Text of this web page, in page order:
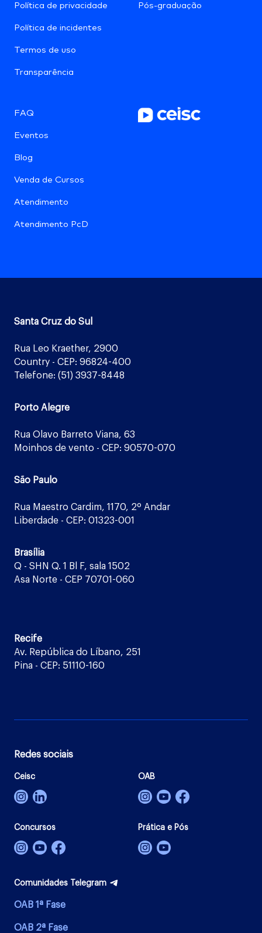
Política de privacidade
Política de incidentes
Termos de uso
Transparência
Pós-graduação
FAQ
Eventos
Blog
Venda de Cursos
Atendimento
Atendimento PcD
Santa Cruz do Sul
Rua Leo Kraether, 2900
Country - CEP: 96824-400
Telefone: (51) 3937-8448
Porto Alegre
Rua Olavo Barreto Viana, 63
Moinhos de vento - CEP: 90570-070
São Paulo
Rua Maestro Cardim, 1170, 2º Andar
Liberdade - CEP: 01323-001
Brasília
Q - SHN Q. 1 Bl F, sala 1502
Asa Norte - CEP 70701-060
Recife
Av. República do Líbano, 251
Pina - CEP: 51110-160
Redes sociais
Ceisc OAB
Concursos Prática e Pós
Comunidades Telegram
OAB 1ª Fase
OAB 2ª Fase